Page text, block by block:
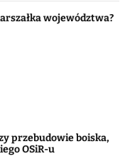
województwa?
przebudowie boiska,
OSiR-u